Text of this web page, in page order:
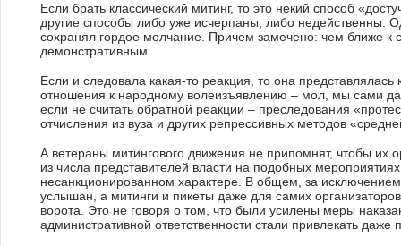
Если брать классический митинг, то это некий способ
другие способы либо уже исчерпаны, либо недейственны.
сохранял гордое молчание. Причем замечено: чем ближе
демонстративным.
Если и следовала какая-то реакция, то она
отношения к народному волеизъявлению – мол, мы сами
если не считать обратной реакции – преследования
отчисления из вуза и других репрессивных методов
А ветераны митингового движения не припомнят, чтобы их
из числа представителей власти на подобных
несанкционированном характере. В общем, за
услышан, а митинги и пикеты даже для самих
ворота. Это не говоря о том, что были усилены меры
административной ответственности стали привлекать